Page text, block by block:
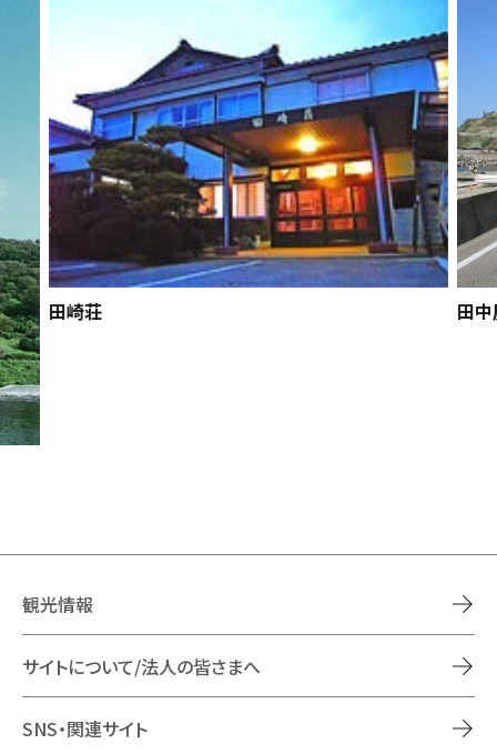
田崎荘 田
観光情報
サイトについて/法人の皆さまへ
SNS・関連サイト